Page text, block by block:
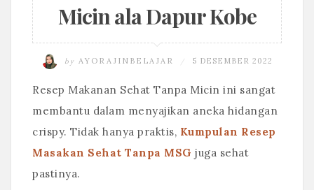
Micin ala Dapur Kobe
by AYORAJINBELAJAR 5 DESEMBER 2022
Resep Makanan Sehat Tanpa Micin ini sangat
membantu dalam menyajikan aneka hidangan
crispy. Tidak hanya praktis, Kumpulan Resep
Masakan Sehat Tanpa MSG juga sehat
pastinya.